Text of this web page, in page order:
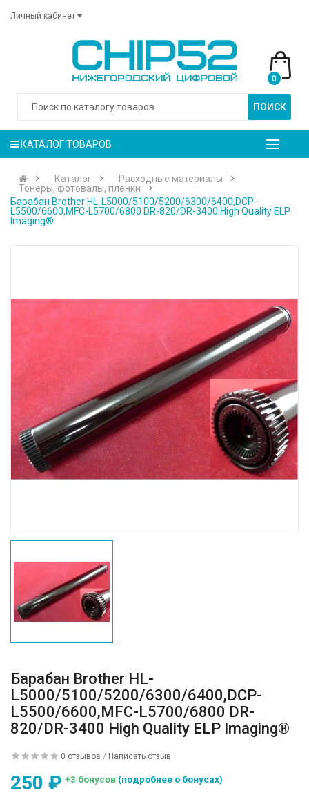
Личный кабинет
ПОИСК
0
КАТАЛОГ ТОВАРОВ
Каталог
Расходные материалы
Тонеры, фотовалы, пленки
Барабан Brother HL-L5000/5100/5200/6300/6400,DCP-
L5500/6600,MFC-L5700/6800 DR-820/DR-3400 High Quality ELP
Imaging®
Барабан Brother HL-
L5000/5100/5200/6300/6400,DCP-
L5500/6600,MFC-L5700/6800 DR-
820/DR-3400 High Quality ELP Imaging®
0 отзывов / Написать отзыв
250 ₽ +3 бонусов (подробнее о бонусах)